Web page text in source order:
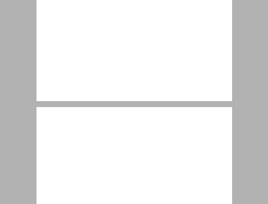
2. المبنى العامّ للكتاب ... 6